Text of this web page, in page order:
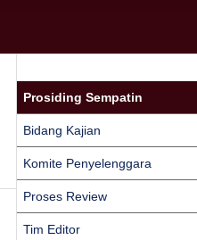
Prosiding Sempatin
Bidang Kajian
Komite Penyelenggara
Proses Review
Tim Editor